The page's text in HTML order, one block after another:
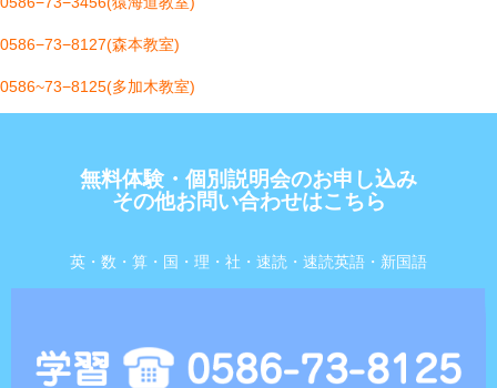
0586−73−8127(森本教室)
0586~73−8125(多加木教室)
無料体験・個別説明会のお申し込み
その他お問い合わせはこちら
英・数・算・国・理・社・速読・速読英語・新国語